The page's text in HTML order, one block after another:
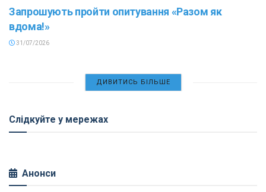
Запрошують пройти опитування «Разом як
вдома!»
31/07/2026
ДИВИТИСЬ БІЛЬШЕ
Слідкуйте у мережах
Анонси